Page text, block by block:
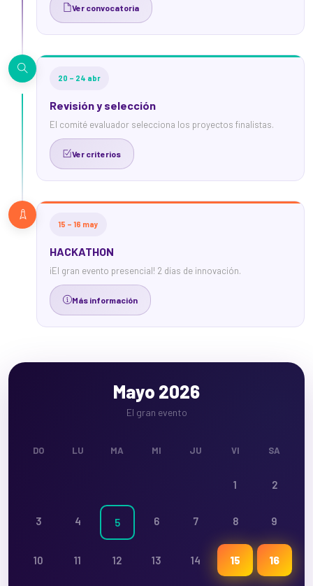
Ver convocatoria
20 – 24 abr
Revisión y selección
El comité evaluador selecciona los proyectos finalistas.
Ver criterios
15 – 16 may
HACKATHON
¡El gran evento presencial! 2 días de innovación.
Más información
Mayo 2026
El gran evento
DO LU MA MI JU VI SA
1 2
3 4 5 6 7 8 9
10 11 12 13 14 15 16